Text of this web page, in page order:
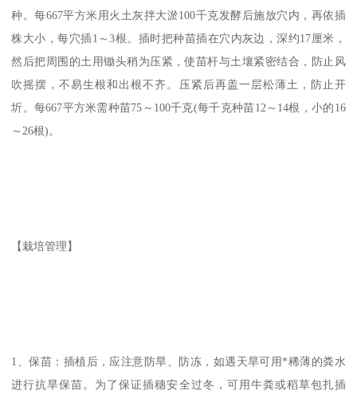
种。每667平方米用火土灰拌大淤100千克发酵后施放穴内，再依插
株大小，每穴插1～3根。插时把种苗插在穴内灰边，深约17厘米，
然后把周围的土用锄头稍为压紧，使苗杆与土壤紧密结合，防止风
吹摇摆，不易生根和出根不齐。压紧后再盖一层松薄土，防止开
圻。每667平方米需种苗75～100千克(每千克种苗12～14根，小的16
～26根)。
【栽培管理】
1、保苗：插植后，应注意防旱、防冻，如遇天旱可用*稀薄的粪水
进行抗旱保苗。为了保证插穗安全过冬，可用牛粪或稻草包扎插